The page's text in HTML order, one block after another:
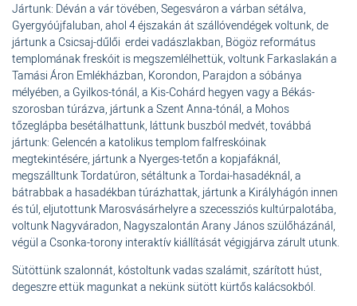
Jártunk: Déván a vár tövében, Segesváron a várban sétálva,
Gyergyóújfaluban, ahol 4 éjszakán át szállóvendégek voltunk, de
jártunk a Csicsaj-dűlői erdei vadászlakban, Bögöz református
templomának freskóit is megszemlélhettük, voltunk Farkaslakán a
Tamási Áron Emlékházban, Korondon, Parajdon a sóbánya
mélyében, a Gyilkos-tónál, a Kis-Cohárd hegyen vagy a Békás-
szorosban túrázva, jártunk a Szent Anna-tónál, a Mohos
tőzeglápba besétálhattunk, láttunk buszból medvét, továbbá
jártunk: Gelencén a katolikus templom falfreskóinak
megtekintésére, jártunk a Nyerges-tetőn a kopjafáknál,
megszálltunk Tordatúron, sétáltunk a Tordai-hasadéknál, a
bátrabbak a hasadékban túrázhattak, jártunk a Királyhágón innen
és túl, eljutottunk Marosvásárhelyre a szecessziós kultúrpalotába,
voltunk Nagyváradon, Nagyszalontán Arany János szülőházánál,
végül a Csonka-torony interaktív kiállítását végigjárva zárult utunk.
Sütöttünk szalonnát, kóstoltunk vadas szalámit, szárított húst,
degeszre ettük magunkat a nekünk sütött kürtős kalácsokból.